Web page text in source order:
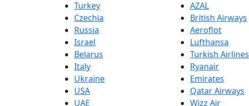
Turkey
Czechia
Russia
Israel
Belarus
Italy
Ukraine
USA
UAE
AZAL
British Airways
Aeroflot
Lufthansa
Turkish Airlines
Ryanair
Emirates
Qatar Airways
Wizz Air